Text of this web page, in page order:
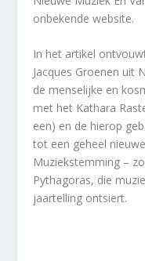
onbekende website.
In het artikel
Jacques Groenen uit
de menselijke en
met het Kathara
een) en de hierop
tot een geheel
Muziekstemming –
Pythagoras, die
jaartelling ontsiert.